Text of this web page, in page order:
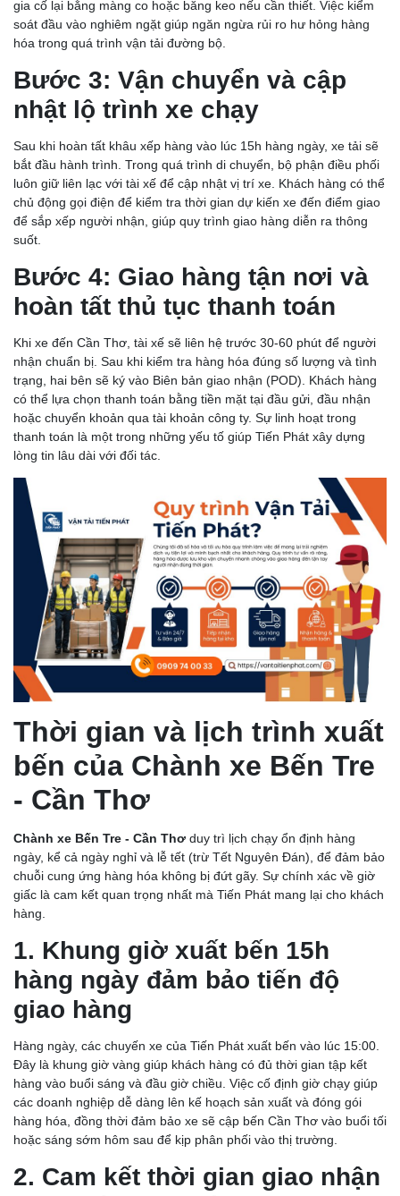
gia cố lại bằng màng co hoặc băng keo nếu cần thiết. Việc kiểm
soát đầu vào nghiêm ngặt giúp ngăn ngừa rủi ro hư hỏng hàng
hóa trong quá trình vận tải đường bộ.
Bước 3: Vận chuyển và cập
nhật lộ trình xe chạy
Sau khi hoàn tất khâu xếp hàng vào lúc 15h hàng ngày, xe tải sẽ
bắt đầu hành trình. Trong quá trình di chuyển, bộ phận điều phối
luôn giữ liên lạc với tài xế để cập nhật vị trí xe. Khách hàng có thể
chủ động gọi điện để kiểm tra thời gian dự kiến xe đến điểm giao
để sắp xếp người nhận, giúp quy trình giao hàng diễn ra thông
suốt.
Bước 4: Giao hàng tận nơi và
hoàn tất thủ tục thanh toán
Khi xe đến Cần Thơ, tài xế sẽ liên hệ trước 30-60 phút để người
nhận chuẩn bị. Sau khi kiểm tra hàng hóa đúng số lượng và tình
trạng, hai bên sẽ ký vào Biên bản giao nhận (POD). Khách hàng
có thể lựa chọn thanh toán bằng tiền mặt tại đầu gửi, đầu nhận
hoặc chuyển khoản qua tài khoản công ty. Sự linh hoạt trong
thanh toán là một trong những yếu tố giúp Tiến Phát xây dựng
lòng tin lâu dài với đối tác.
Thời gian và lịch trình xuất
bến của Chành xe Bến Tre
- Cần Thơ
Chành xe Bến Tre - Cần Thơ duy trì lịch chạy ổn định hàng
ngày, kể cả ngày nghỉ và lễ tết (trừ Tết Nguyên Đán), để đảm bảo
chuỗi cung ứng hàng hóa không bị đứt gãy. Sự chính xác về giờ
giấc là cam kết quan trọng nhất mà Tiến Phát mang lại cho khách
hàng.
1. Khung giờ xuất bến 15h
hàng ngày đảm bảo tiến độ
giao hàng
Hàng ngày, các chuyến xe của Tiến Phát xuất bến vào lúc 15:00.
Đây là khung giờ vàng giúp khách hàng có đủ thời gian tập kết
hàng vào buổi sáng và đầu giờ chiều. Việc cố định giờ chạy giúp
các doanh nghiệp dễ dàng lên kế hoạch sản xuất và đóng gói
hàng hóa, đồng thời đảm bảo xe sẽ cập bến Cần Thơ vào buổi tối
hoặc sáng sớm hôm sau để kịp phân phối vào thị trường.
2. Cam kết thời gian giao nhận